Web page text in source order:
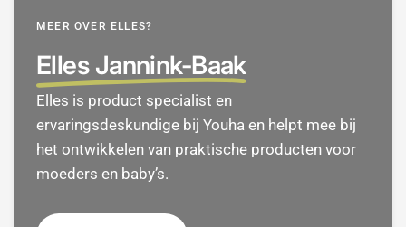
MEER OVER ELLES?
Elles Jannink-Baak
Elles is product specialist en
ervaringsdeskundige bij Youha en helpt mee bij
het ontwikkelen van praktische producten voor
moeders en baby’s.